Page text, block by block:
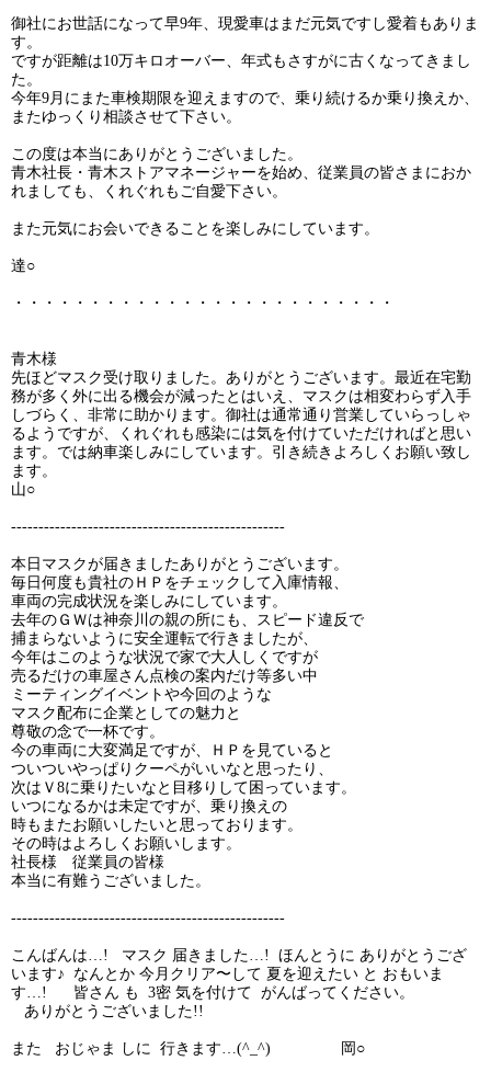
御社にお世話になって早9年、現愛車はまだ元気ですし愛着もありま
す。
ですが距離は10万キロオーバー、年式もさすがに古くなってきまし
た。
今年9月にまた車検期限を迎えますので、乗り続けるか乗り換えか、
またゆっくり相談させて下さい。
この度は本当にありがとうございました。
青木社長・青木ストアマネージャーを始め、従業員の皆さまにおか
れましても、くれぐれもご自愛下さい。
また元気にお会いできることを楽しみにしています。
達○
・・・・・・・・・・・・・・・・・・・・・・・・・
青木様
先ほどマスク受け取りました。ありがとうございます。最近在宅勤
務が多く外に出る機会が減ったとはいえ、マスクは相変わらず入手
しづらく、 非常に助かります。 御社は通常通り営業していらっしゃ
るようですが、くれぐれも感染には気を付けていただければと思い
ます。では納車楽しみにしています。引き続きよろしくお願い致し
ます。
山○
--------------------------------------------------
本日マスクが届きましたありがとうございます。
毎日何度も貴社のＨＰをチェックして入庫情報、
車両の完成状況を楽しみにしています。
去年のＧＷは神奈川の親の所にも、スピード違反で
捕まらないように安全運転で行きましたが、
今年はこのような状況で家で大人しくですが
売るだけの車屋さん点検の案内だけ等多い中
ミーティングイベントや今回のような
マスク配布に企業としての魅力と
尊敬の念で一杯です。
今の車両に大変満足ですが、ＨＰを見ていると
ついついやっぱりクーペがいいなと思ったり、
次はＶ8に乗りたいなと目移りして困っています。
いつになるかは未定ですが、乗り換えの
時もまたお願いしたいと思っております。
その時はよろしくお願いします。
社長様 従業員の皆様
本当に有難うございました。
--------------------------------------------------
こんばんは…! マスク 届きました…! ほんとうに ありがとうござ
います♪ なんとか 今月クリア〜して 夏を迎えたい と おもいま
す…! 皆さん も 3密 気を付けて がんばってください。
ありがとうございました!!
また おじゃま しに 行きます…(^_^) 岡○